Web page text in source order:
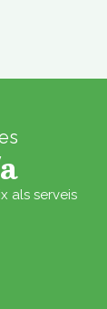
als serveis